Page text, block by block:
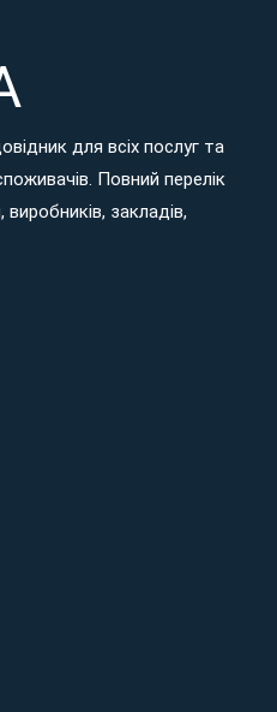
для всіх послуг та
Повний перелік
закладів,